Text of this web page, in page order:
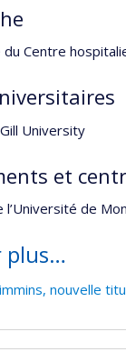
Centre
University
et
de
plus…
nouvelle